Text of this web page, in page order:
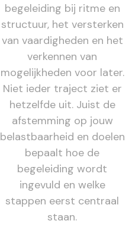
begeleiding bij ritme en
structuur, het versterken
van vaardigheden en het
verkennen van
mogelijkheden voor later.
Niet ieder traject ziet er
hetzelfde uit. Juist de
afstemming op jouw
belastbaarheid en doelen
bepaalt hoe de
begeleiding wordt
ingevuld en welke
stappen eerst centraal
staan.